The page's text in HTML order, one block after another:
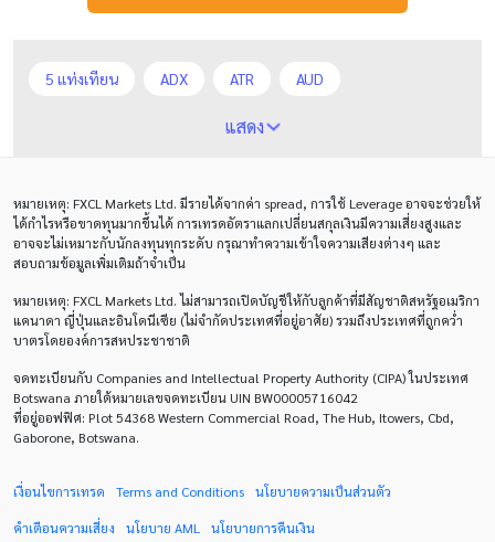
5 แท่งเทียน ADX ATR AUD
Average True Range
CAD CHF COVID-19 CPI Charles Dow
Cherry Blossom Chinese Yuan
Correlation Matrix D1 DXY DailyFX
Default mode network
ECB ECN EMA EUR EUR/AUD
EUR/USD
EURUSD Expert Advisor Expert Advisors
FOMC FXCL FXStreet Fed
แสดง
หมายเหตุ: FXCL Markets Ltd. มีรายได้จากค่า spread, การใช้ Leverageอาจจะช่วยให้
ได้กำไรหรือขาดทุนมากขึ้นได้ การเทรดอัตราแลกเปลี่ยนสกุลเงินมีความเสี่ยงสูงและ
อาจจะไม่เหมาะกับนักลงทุนทุกระดับ กรุณาทำความเข้าใจความเสียงต่างๆ และ
สอบถามข้อมูลเพิ่มเติมถ้าจำเป็น
หมายเหตุ: FXCL Markets Ltd.ไม่สามารถเปิดบัญชีให้กับลูกค้าที่มีสัญชาติสหรัฐอเมริกา
แคนาดา ญี่ปุ่นและอินโดนีเซีย (ไม่จำกัดประเทศที่อยู่อาศัย) รวมถึงประเทศที่ถูกคว่ำ
บาตรโดยองค์การสหประชาชาติ
จดทะเบียนกับ Companies and Intellectual Property Authority (CIPA) ในประเทศ
Botswana ภายใต้หมายเลขจดทะเบียน UIN BW00005716042
ที่อยู่ออฟฟิศ: Plot 54368 Western Commercial Road, The Hub, Itowers, Cbd,
Gaborone, Botswana.
เงื่อนไขการเทรด Terms and Conditions นโยบายความเป็นส่วนตัว
คำเตือนความเสี่ยง นโยบาย AML นโยบายการคืนเงิน